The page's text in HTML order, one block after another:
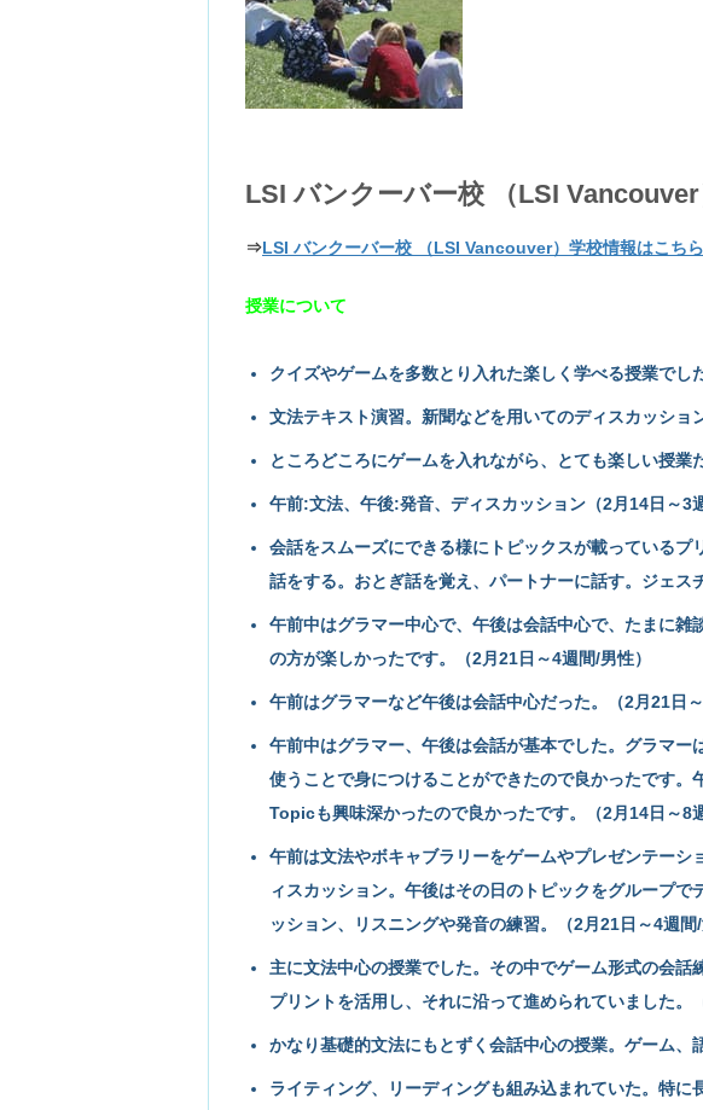
LSI バンクーバー校 （LSI
⇒LSI バンクーバー校 （LSI Vancouver）学校情報はこちら
授業について
クイズやゲームを多数とり入れた楽しく学べる授業でし
文法テキスト演習。新聞などを用いてのディスカッショ
ところどころにゲームを入れながら、とても楽しい授業
午前:文法、午後:発音、ディスカッション（2月14日～3
会話をスムーズにできる様にトピックスが載っている
話をする。おとぎ話を覚え、パートナーに話す。ジェス
午前中はグラマー中心で、午後は会話中心で、たまに雑
の方が楽しかったです。（2月21日～4週間/男性）
午前はグラマーなど午後は会話中心だった。（2月21日～
午前中はグラマー、午後は会話が基本でした。グラマ
使うことで身につけることができたので良かったです。
Topicも興味深かったので良かったです。（2月14日～8
午前は文法やボキャブラリーをゲームやプレゼンテー
ィスカッション。午後はその日のトピックをグループ
ッション、リスニングや発音の練習。（2月21日～4週間/
主に文法中心の授業でした。その中でゲーム形式の会
プリントを活用し、それに沿って進められていました。
かなり基礎的文法にもとずく会話中心の授業。ゲーム、
ライティング、リーディングも組み込まれていた。特